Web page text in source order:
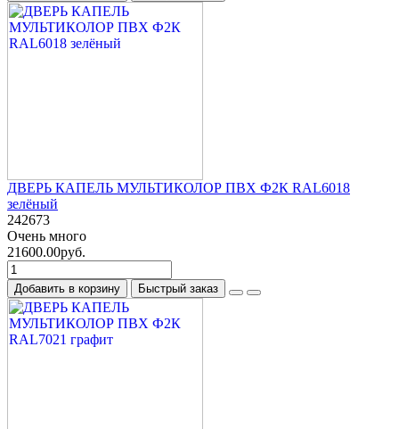
ДВЕРЬ КАПЕЛЬ МУЛЬТИКОЛОР ПВХ Ф2К RAL6018
зелёный
242673
Очень много
21600.00руб.
Добавить в корзину Быстрый заказ